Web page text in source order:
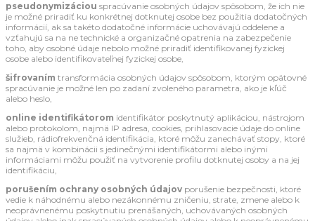
pseudonymizáciou spracúvanie osobných údajov spôsobom, že ich nie
je možné priradiť ku konkrétnej dotknutej osobe bez použitia dodatočných
informácií, ak sa takéto dodatočné informácie uchovávajú oddelene a
vzťahujú sa na ne technické a organizačné opatrenia na zabezpečenie
toho, aby osobné údaje nebolo možné priradiť identifikovanej fyzickej
osobe alebo identifikovateľnej fyzickej osobe,
šifrovaním transformácia osobných údajov spôsobom, ktorým opätovné
spracúvanie je možné len po zadaní zvoleného parametra, ako je kľúč
alebo heslo,
online identifikátorom identifikátor poskytnutý aplikáciou, nástrojom
alebo protokolom, najmä IP adresa, cookies, prihlasovacie údaje do online
služieb, rádiofrekvenčná identifikácia, ktoré môžu zanechávať stopy, ktoré
sa najmä v kombinácii s jedinečnými identifikátormi alebo inými
informáciami môžu použiť na vytvorenie profilu dotknutej osoby a na jej
identifikáciu,
porušením ochrany osobných údajov porušenie bezpečnosti, ktoré
vedie k náhodnému alebo nezákonnému zničeniu, strate, zmene alebo k
neoprávnenému poskytnutiu prenášaných, uchovávaných osobných